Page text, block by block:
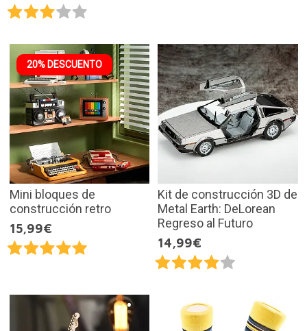
20% DESCUENTO
Mini bloques de
construcción retro
15,99€
Kit de construcción 3D de
Metal Earth: DeLorean
Regreso al Futuro
14,99€